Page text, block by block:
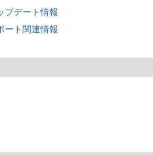
プデート情報
ート関連情報